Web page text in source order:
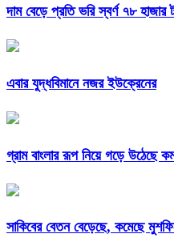
দাম বেড়ে প্রতি ভরি স্বর্ণ ৭৮ হাজার
এবার যুদ্ধবিমানে নজর ইউক্রেনের
গ্রাম বাংলার রূপ নিয়ে গড়ে উঠেছে
সাকিবের বেতন বেড়েছে, কমেছে